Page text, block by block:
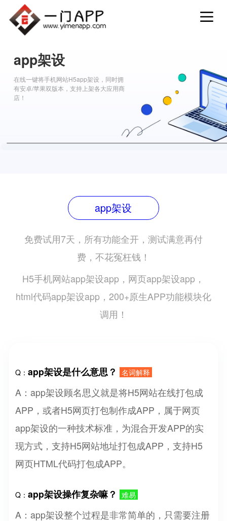
app架设
在线一键将手机网站H5app架设，同时拥
有安卓/苹果双版本，支持上架各大应用商
店！
app架设
免费试用7天，所有功能全开，测试满意再付
费，不花冤枉钱！
H5手机网站app架设app，网页app架设app，
html代码app架设app，200+原生APP功能模块化
调用！
Q：app架设是什么意思？ 名词解释
A：app架设顾名思义就是将H5网站在线打包成
APP，或者H5网页打包制作成APP，属于网页
app架设的一种技术标准，为混合开发APP的实
现方式，支持H5网站地址打包成APP，支持H5
网页HTML代码打包成APP。
Q：app架设操作复杂嘛？ 难易
A：app架设整个过程是非常简单的，只需要注册